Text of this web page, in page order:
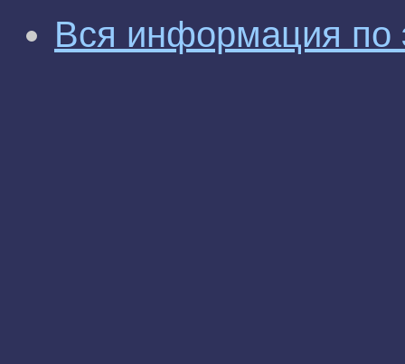
Вся информация по